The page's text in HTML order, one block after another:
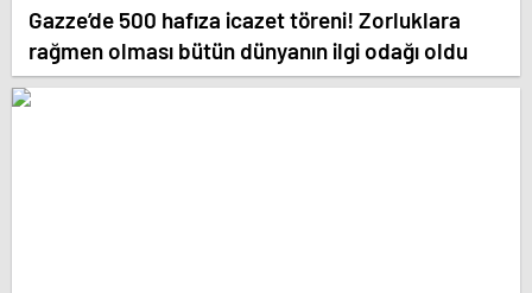
Gazze’de 500 hafıza icazet töreni! Zorluklara
rağmen olması bütün dünyanın ilgi odağı oldu